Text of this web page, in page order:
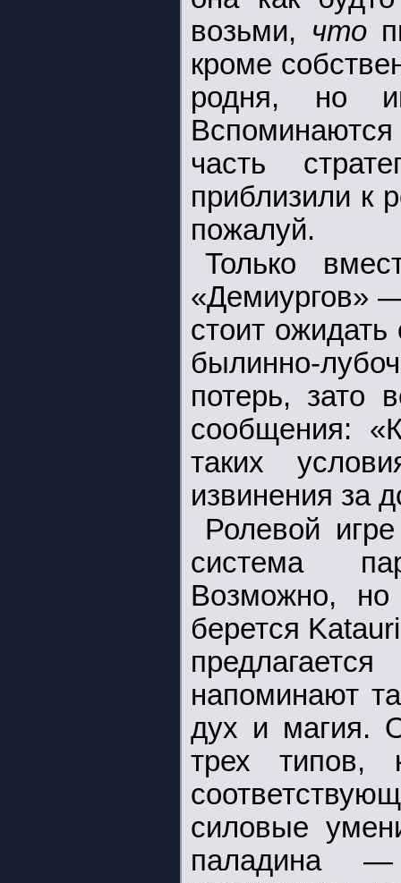
возьми, что
кроме
родня, но
часть
приблизили к
пожалуй.
Только
«Демиургов»
стоит
былинно-
потерь, зато
сообщения:
таких
извинения за
Ролевой
система
Возможно, но
берется
напоминают
дух и магия.
трех типов,
силовые
паладина